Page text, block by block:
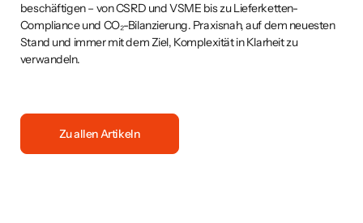
beschäftigen – von CSRD und VSME bis zu Lieferketten-
Compliance und CO₂-Bilanzierung. Praxisnah, auf dem neuesten
Stand und immer mit dem Ziel, Komplexität in Klarheit zu
verwandeln.
Zu allen Artikeln